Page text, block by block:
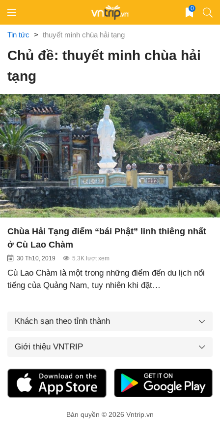
content
0
Tin tức > thuyết minh chùa hải tạng
Chủ đề: thuyết minh chùa hải
tạng
Chùa Hải Tạng điểm “bái Phật” linh thiêng nhất
ở Cù Lao Chàm
30 Th10, 2019 5.3K lượt xem
Cù Lao Chàm là một trong những điểm đến du lịch nổi
tiếng của Quảng Nam, tuy nhiên khi đặt…
Khách sạn theo tỉnh thành
Giới thiệu VNTRIP
Bản quyền © 2026 Vntrip.vn